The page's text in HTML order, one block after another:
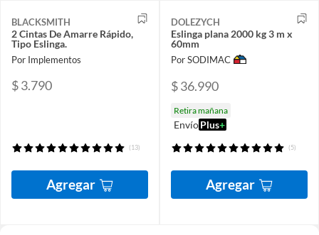
BLACKSMITH
2 Cintas De Amarre Rápido,
Tipo Eslinga.
Por Implementos
$ 3.790
(13)
Agregar
DOLEZYCH
Eslinga plana 2000 kg 3 m x
60mm
Por SODIMAC
$ 36.990
Retira mañana
EnvíoPlus+
(5)
Agregar